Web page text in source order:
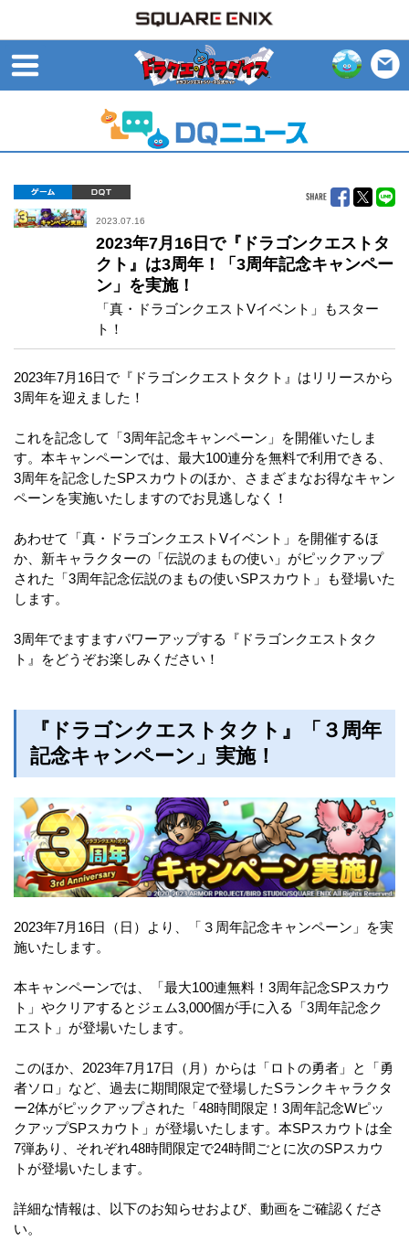
ゲーム
2023.07.16
2023年7月16日で『ドラゴンクエストタ
クト』は3周年！「3周年記念キャンペー
ン」を実施！
「真・ドラゴンクエストVイベント」もスター
ト！
2023年7月16日で『ドラゴンクエストタクト』はリリースから
3周年を迎えました！
これを記念して「3周年記念キャンペーン」を開催いたしま
す。本キャンペーンでは、最大100連分を無料で利用できる、
3周年を記念したSPスカウトのほか、さまざまなお得なキャン
ペーンを実施いたしますのでお見逃しなく！
あわせて「真・ドラゴンクエストVイベント」を開催するほ
か、新キャラクターの「伝説のまもの使い」がピックアップ
された「3周年記念伝説のまもの使いSPスカウト」も登場いた
します。
3周年でますますパワーアップする『ドラゴンクエストタク
ト』をどうぞお楽しみください！
『ドラゴンクエストタクト』「３周年
記念キャンペーン」実施！
2023年7月16日（日）より、「３周年記念キャンペーン」を実
施いたします。
本キャンペーンでは、「最大100連無料！3周年記念SPスカウ
ト」やクリアするとジェム3,000個が手に入る「3周年記念ク
エスト」が登場いたします。
このほか、2023年7月17日（月）からは「ロトの勇者」と「勇
者ソロ」など、過去に期間限定で登場したSランクキャラクタ
ー2体がピックアップされた「48時間限定！3周年記念Wピッ
クアップSPスカウト」が登場いたします。本SPスカウトは全
7弾あり、それぞれ48時間限定で24時間ごとに次のSPスカウ
トが登場いたします。
詳細な情報は、以下のお知らせおよび、動画をご確認くださ
い。